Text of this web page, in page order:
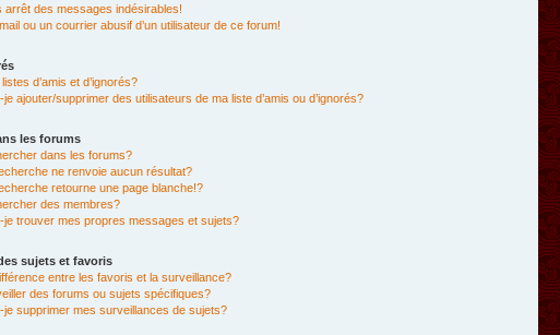
arrêt des messages indésirables!
ou un courrier abusif d’un utilisateur de ce forum!
d’amis et d’ignorés?
ajouter/supprimer des utilisateurs de ma liste d’amis ou d’ignorés?
les forums
dans les forums?
ne renvoie aucun résultat?
retourne une page blanche!?
des membres?
je trouver mes propres messages et sujets?
sujets et favoris
entre les favoris et la surveillance?
des forums ou sujets spécifiques?
je supprimer mes surveillances de sujets?